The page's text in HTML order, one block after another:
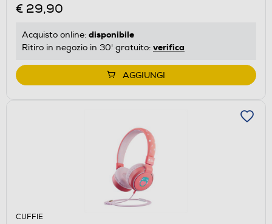
€ 29,90
Acquisto online: disponibile
Ritiro in negozio in 30' gratuito: verifica
AGGIUNGI
CUFFIE